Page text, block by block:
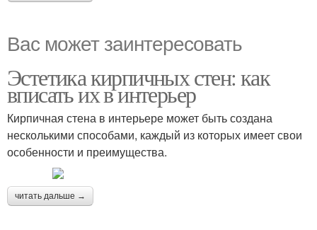
Вас может заинтересовать
Эстетика кирпичных стен: как
вписать их в интерьер
Кирпичная стена в интерьере может быть создана
несколькими способами, каждый из которых имеет свои
особенности и преимущества.
читать дальше →